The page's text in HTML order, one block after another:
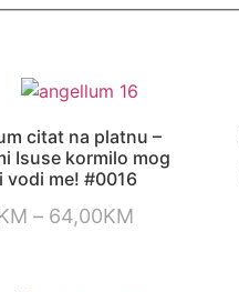
citat na platnu –
Isuse kormilo mog
vodi me! #0016
– 64,00KM